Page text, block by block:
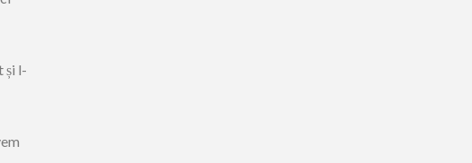
și l-